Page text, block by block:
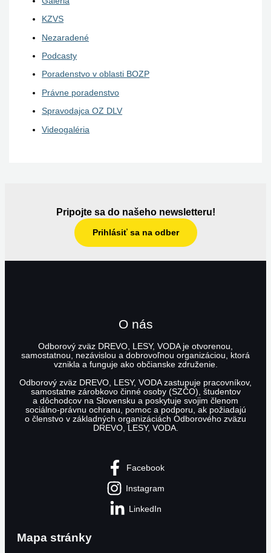
KZVS
Nezaradené
Podcasty
Poradenstvo v oblasti BOZP
Právne poradenstvo
Spravodajca OZ DLV
Videogaléria
Pripojte sa do našeho newsletteru!
Prihlásiť sa na odber
O nás
Odborový zväz DREVO, LESY, VODA je otvorenou,
samostatnou, nezávislou a dobrovoľnou organizáciou, ktorá
vznikla a funguje ako občianske združenie.
Odborový zväz DREVO, LESY, VODA zastupuje pracovníkov,
samostatne zárobkovo činné osoby (SZČO), študentov
a dôchodcov na Slovensku a poskytuje svojim členom
sociálno-právnu ochranu, pomoc a podporu, ak požiadajú
o členstvo v základných organizáciách Odborového zväzu
DREVO, LESY, VODA.
Facebook
Instagram
LinkedIn
Mapa stránky